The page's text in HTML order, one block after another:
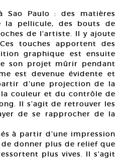
Sao Paulo : des matières
la pellicule, des bouts de
de l’artiste. Il y ajoute
touches apportent des
graphique est ensuite
son projet mûrir pendant
est devenue évidente et
d’une projection de la
couleur et du contrôle de
Il s’agit de retrouver les
de se rapprocher de la
à partir d’une impression
donner plus de relief que
plus vives. Il s’agit